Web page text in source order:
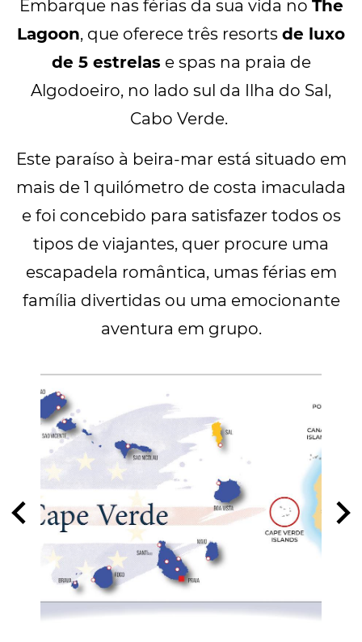
e cheio de emoção. Desde casais em busca de
romance a famílias prontas para aventuras, as
suas férias perfeitas começam aqui. Reserve já e
esquecerá!
Embarque nas férias da sua vida no The
Lagoon, que oferece três resorts de luxo
de 5 estrelase spas na praia de
Algodoeiro, no lado sul da Ilha do Sal,
Cabo Verde.
Este paraíso à beira-mar está situado em
mais de 1 quilómetro de costa imaculada
e foi concebido para satisfazer todos os
tipos de viajantes, quer procure uma
escapadela romântica, umas férias em
família divertidas ou uma emocionante
aventura em grupo.